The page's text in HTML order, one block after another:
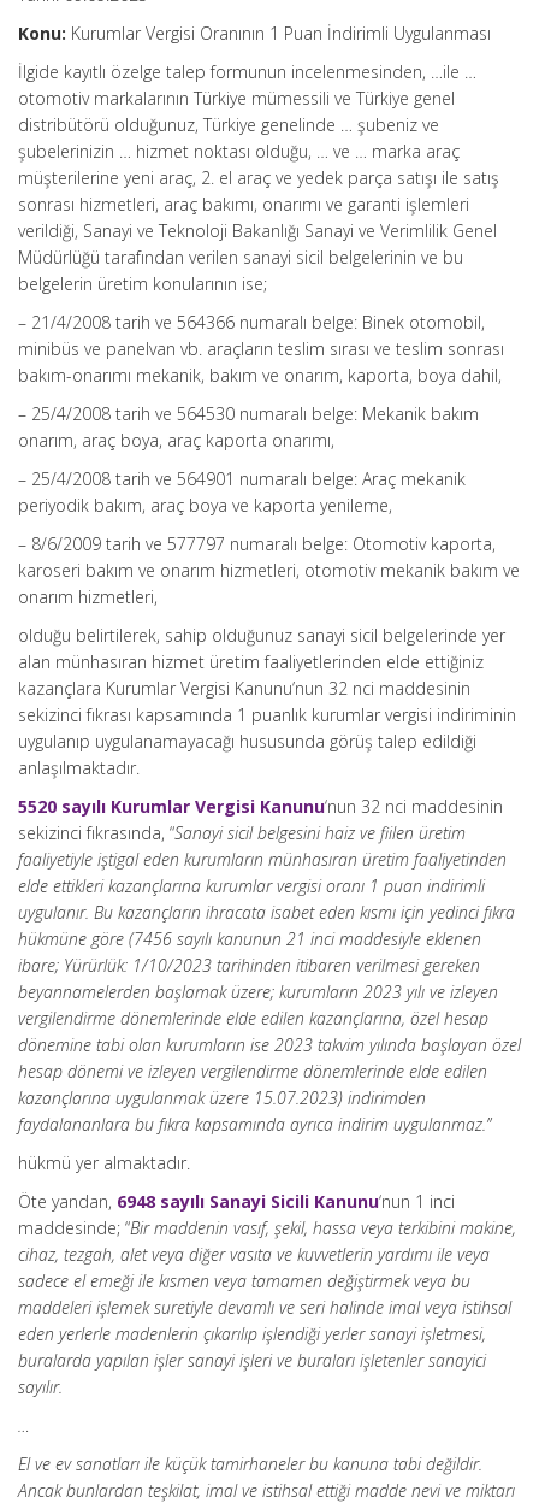
Konu: Kurumlar Vergisi Oranının 1 Puan İndirimli Uygulanması
İlgide kayıtlı özelge talep formunun incelenmesinden, …ile …
otomotiv markalarının Türkiye mümessili ve Türkiye genel
distribütörü olduğunuz, Türkiye genelinde … şubeniz ve
şubelerinizin … hizmet noktası olduğu, … ve … marka araç
müşterilerine yeni araç, 2. el araç ve yedek parça satışı ile satış
sonrası hizmetleri, araç bakımı, onarımı ve garanti işlemleri
verildiği, Sanayi ve Teknoloji Bakanlığı Sanayi ve Verimlilik Genel
Müdürlüğü tarafından verilen sanayi sicil belgelerinin ve bu
belgelerin üretim konularının ise;
– 21/4/2008 tarih ve 564366 numaralı belge: Binek otomobil,
minibüs ve panelvan vb. araçların teslim sırası ve teslim sonrası
bakım-onarımı mekanik, bakım ve onarım, kaporta, boya dahil,
– 25/4/2008 tarih ve 564530 numaralı belge: Mekanik bakım
onarım, araç boya, araç kaporta onarımı,
– 25/4/2008 tarih ve 564901 numaralı belge: Araç mekanik
periyodik bakım, araç boya ve kaporta yenileme,
– 8/6/2009 tarih ve 577797 numaralı belge: Otomotiv kaporta,
karoseri bakım ve onarım hizmetleri, otomotiv mekanik bakım ve
onarım hizmetleri,
olduğu belirtilerek, sahip olduğunuz sanayi sicil belgelerinde yer
alan münhasıran hizmet üretim faaliyetlerinden elde ettiğiniz
kazançlara Kurumlar Vergisi Kanunu’nun 32 nci maddesinin
sekizinci fıkrası kapsamında 1 puanlık kurumlar vergisi indiriminin
uygulanıp uygulanamayacağı hususunda görüş talep edildiği
anlaşılmaktadır.
5520 sayılı Kurumlar Vergisi Kanunu‘nun 32 nci maddesinin
sekizinci fıkrasında, “Sanayi sicil belgesini haiz ve fiilen üretim
faaliyetiyle iştigal eden kurumların münhasıran üretim faaliyetinden
elde ettikleri kazançlarına kurumlar vergisi oranı 1 puan indirimli
uygulanır. Bu kazançların ihracata isabet eden kısmı için yedinci fıkra
hükmüne göre (7456 sayılı kanunun 21 inci maddesiyle eklenen
ibare; Yürürlük: 1/10/2023 tarihinden itibaren verilmesi gereken
beyannamelerden başlamak üzere; kurumların 2023 yılı ve izleyen
vergilendirme dönemlerinde elde edilen kazançlarına, özel hesap
dönemine tabi olan kurumların ise 2023 takvim yılında başlayan özel
hesap dönemi ve izleyen vergilendirme dönemlerinde elde edilen
kazançlarına uygulanmak üzere 15.07.2023) indirimden
faydalananlara bu fıkra kapsamında ayrıca indirim uygulanmaz.”
hükmü yer almaktadır.
Öte yandan, 6948 sayılı Sanayi Sicili Kanunu‘nun 1 inci
maddesinde; “Bir maddenin vasıf, şekil, hassa veya terkibini makine,
cihaz, tezgah, alet veya diğer vasıta ve kuvvetlerin yardımı ile veya
sadece el emeği ile kısmen veya tamamen değiştirmek veya bu
maddeleri işlemek suretiyle devamlı ve seri halinde imal veya istihsal
eden yerlerle madenlerin çıkarılıp işlendiği yerler sanayi işletmesi,
buralarda yapılan işler sanayi işleri ve buraları işletenler sanayici
sayılır.
…
El ve ev sanatları ile küçük tamirhaneler bu kanuna tabi değildir.
Ancak bunlardan teşkilat, imal ve istihsal ettiği madde nevi ve miktarı